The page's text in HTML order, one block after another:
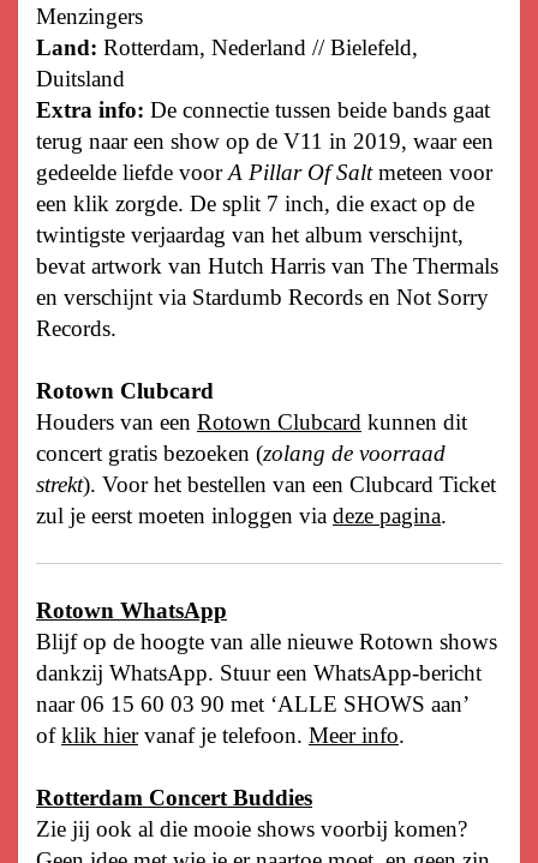
Menzingers
Land: Rotterdam, Nederland // Bielefeld,
Duitsland
Extra info: De connectie tussen beide bands gaat
terug naar een show op de V11 in 2019, waar een
gedeelde liefde voorA Pillar Of Saltmeteen voor
een klik zorgde. De split 7 inch, die exact op de
twintigste verjaardag van het album verschijnt,
bevat artwork van Hutch Harris van The Thermals
en verschijnt via Stardumb Records en Not Sorry
Records.
Rotown Clubcard
Houders van een Rotown Clubcard kunnen dit
concert gratis bezoeken (zolang de voorraad
strekt). Voor het bestellen van een Clubcard Ticket
zul je eerst moeten inloggen via deze pagina.
Rotown WhatsApp
Blijf op de hoogte van alle nieuwe Rotown shows
dankzij WhatsApp. Stuur een WhatsApp-bericht
naar 06 15 60 03 90 met ‘ALLE SHOWS aan’
ofklik hiervanaf je telefoon. Meer info.
Rotterdam Concert Buddies
Zie jij ook al die mooie shows voorbij komen?